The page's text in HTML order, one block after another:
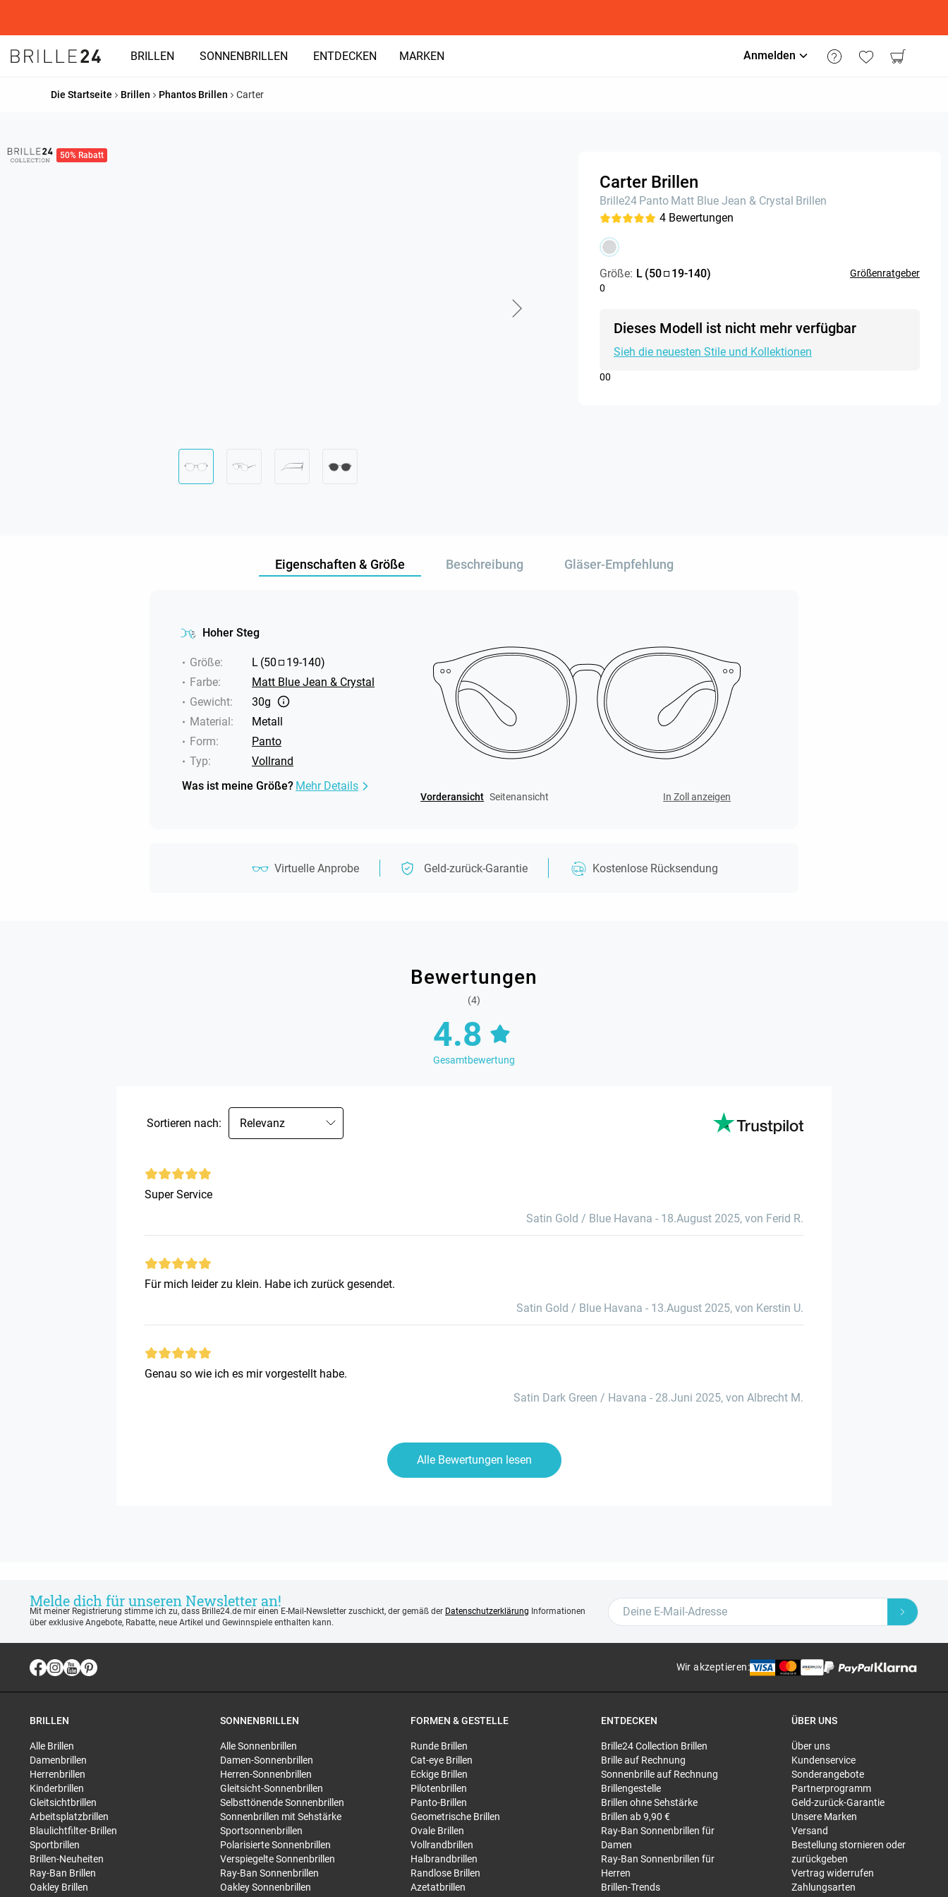
BRILLEN SONNENBRILLEN ENTDECKEN MARKEN Anmelden
Die Startseite Brillen Phantos Brillen Carter
50% Rabatt
Carter Brillen
Brille24 Panto Matt Blue Jean & Crystal Brillen
4 Bewertungen
Größe: L (50 19-140)
Größenratgeber
0
Dieses Modell ist nicht mehr verfügbar
Sieh die neuesten Stile und Kollektionen
00
Eigenschaften & Größe Beschreibung Gläser-Empfehlung
Hoher Steg
Größe: L (50 19-140)
Farbe:
Matt Blue Jean & Crystal
Gewicht:
30g
Material:
Metall
Form:
Panto
Typ:
Vollrand
Was ist meine Größe? Mehr Details
Vorderansicht Seitenansicht In Zoll anzeigen
Virtuelle Anprobe Geld-zurück-Garantie Kostenlose Rücksendung
Bewertungen
(4)
4.8
Gesamtbewertung
Sortieren nach: Relevanz
Super Service
Satin Gold / Blue Havana - 18.August 2025, von Ferid R.
Für mich leider zu klein. Habe ich zurück gesendet.
Satin Gold / Blue Havana - 13.August 2025, von Kerstin U.
Genau so wie ich es mir vorgestellt habe.
Satin Dark Green / Havana - 28.Juni 2025, von Albrecht M.
Alle Bewertungen lesen
Melde dich für unseren Newsletter an!
Mit meiner Registrierung stimme ich zu, dass Brille24.de mir einen E-Mail-Newsletter zuschickt, der gemäß der Datenschutzerklärung Informationen
über exklusive Angebote, Rabatte, neue Artikel und Gewinnspiele enthalten kann.
Wir akzeptieren:
BRILLEN
Alle Brillen
Damenbrillen
Herrenbrillen
Kinderbrillen
Gleitsichtbrillen
Arbeitsplatzbrillen
Blaulichtfilter-Brillen
Sportbrillen
Brillen-Neuheiten
Ray-Ban Brillen
Oakley Brillen
SONNENBRILLEN
Alle Sonnenbrillen
Damen-Sonnenbrillen
Herren-Sonnenbrillen
Gleitsicht-Sonnenbrillen
Selbsttönende Sonnenbrillen
Sonnenbrillen mit Sehstärke
Sportsonnenbrillen
Polarisierte Sonnenbrillen
Verspiegelte Sonnenbrillen
Ray-Ban Sonnenbrillen
Oakley Sonnenbrillen
FORMEN & GESTELLE
Runde Brillen
Cat-eye Brillen
Eckige Brillen
Pilotenbrillen
Panto-Brillen
Geometrische Brillen
Ovale Brillen
Vollrandbrillen
Halbrandbrillen
Randlose Brillen
Azetatbrillen
ENTDECKEN
Brille24 Collection Brillen
Brille auf Rechnung
Sonnenbrille auf Rechnung
Brillengestelle
Brillen ohne Sehstärke
Brillen ab 9,90 €
Ray-Ban Sonnenbrillen für
Damen
Ray-Ban Sonnenbrillen für
Herren
Brillen-Trends
ÜBER UNS
Über uns
Kundenservice
Sonderangebote
Partnerprogramm
Geld-zurück-Garantie
Unsere Marken
Versand
Bestellung stornieren oder
zurückgeben
Vertrag widerrufen
Zahlungsarten